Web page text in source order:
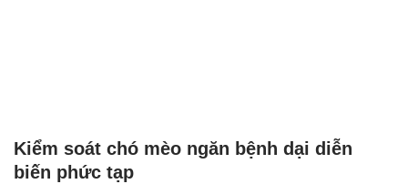
Kiểm soát chó mèo ngăn bệnh dại diễn
biến phức tạp